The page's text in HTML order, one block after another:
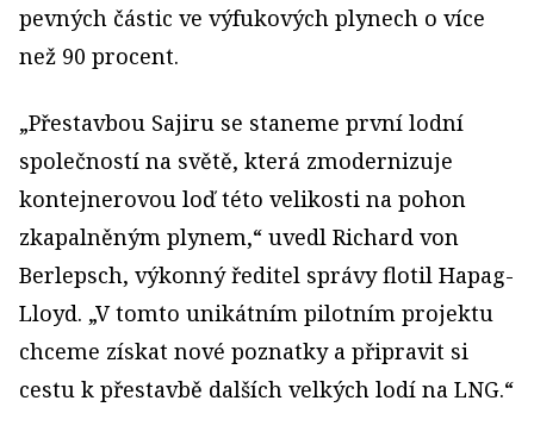
pevných částic ve výfukových plynech o více
než 90 procent.
„Přestavbou Sajiru se staneme první lodní
společností na světě, která zmodernizuje
kontejnerovou loď této velikosti na pohon
zkapalněným plynem,“ uvedl Richard von
Berlepsch, výkonný ředitel správy flotil Hapag-
Lloyd. „V tomto unikátním pilotním projektu
chceme získat nové poznatky a připravit si
cestu k přestavbě dalších velkých lodí na LNG.“